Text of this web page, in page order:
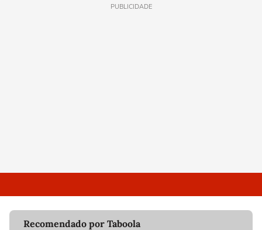
PUBLICIDADE
Recomendado por Taboola